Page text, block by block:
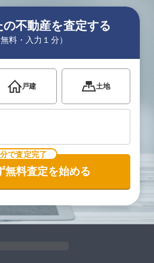
不動産を査定する
無料・入力１分）
戸建 土地
で査定完了
無料査定を始める